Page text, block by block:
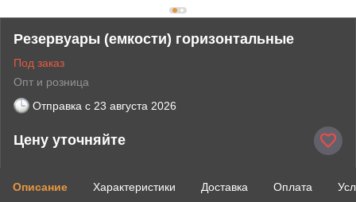
Резервуары (емкости) горизонтальные
Под заказ
Опт и розница
Отправка с 23 августа 2026
Цену уточняйте
Описание Характеристики Доставка Оплата